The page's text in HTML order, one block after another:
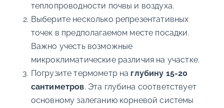
теплопроводности почвы и воздуха.
Выберите несколько репрезентативных
точек в предполагаемом месте посадки.
Важно учесть возможные
микроклиматические различия на участке.
Погрузите термометр на глубину 15-20
сантиметров. Эта глубина соответствует
основному залеганию корневой системы